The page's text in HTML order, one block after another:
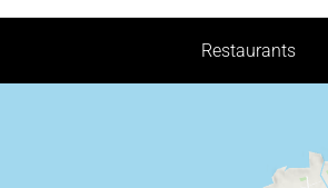
Restaurants